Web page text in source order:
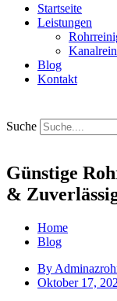
Startseite
Leistungen
Blog
Kontakt
Suche
Günstige
&
Home
Blog
By
Oktober 17,